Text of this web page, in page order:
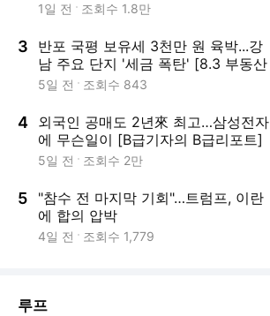
1일 전 조회수 1.8만
3
반포 국평 보유세 3천만 원 육박...강
남 주요 단지 '세금 폭탄' [8.3 부동산
세제 개편]
5일 전 조회수 843
4 외국인 공매도 2년來 최고…삼성전자
에 무슨일이 [B급기자의 B급리포트]
5일 전 조회수 2만
5
"참수 전 마지막 기회"…트럼프, 이란
에 합의 압박
4일 전 조회수 1,779
루프